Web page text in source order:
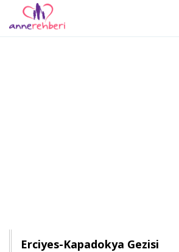
Erciyes-Kapadokya Gezisi